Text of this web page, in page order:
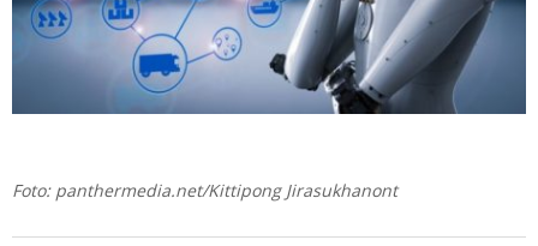
Foto: panthermedia.net/Kittipong Jirasukhanont